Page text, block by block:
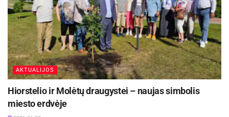
AKTUALIJOS
Hiorstelio ir Molėtų draugystei – naujas simbolis
miesto erdvėje